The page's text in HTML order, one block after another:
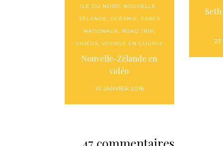
ILE DU NORD, NOUVELLE-
ZÉLANDE, OCÉANIE, PARCS
NATIONAUX, ROAD TRIP,
VIDÉOS, VOYAGE EN COUPLE
Nouvelle-Zélande en
vidéo
10 JANVIER 2016
23